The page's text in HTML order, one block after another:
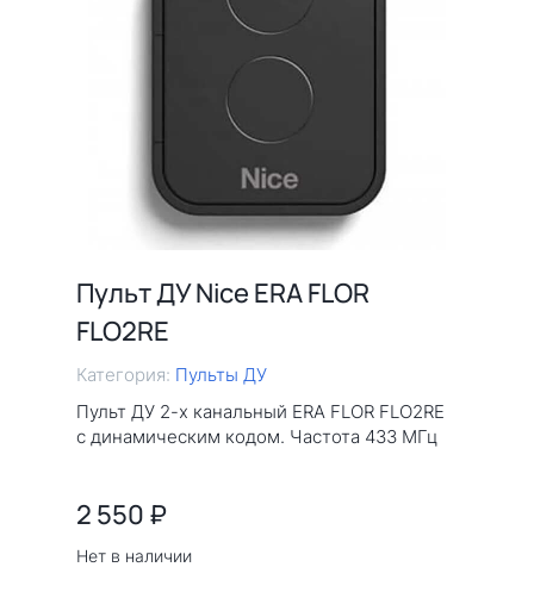
Пульт ДУ Nice ERA FLOR
FLO2RE
Категория: Пульты ДУ
Пульт ДУ 2-х канальный ERA FLOR FLO2RE
с динамическим кодом. Частота 433 МГц
2 550 ₽
Нет в наличии